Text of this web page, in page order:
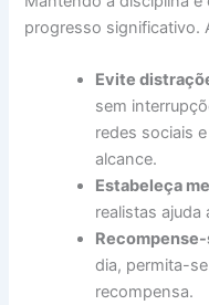
progresso significativo.
Evite
sem
redes sociais
alcance.
Estabeleça
realistas ajuda
dia, permita-
recompensa.